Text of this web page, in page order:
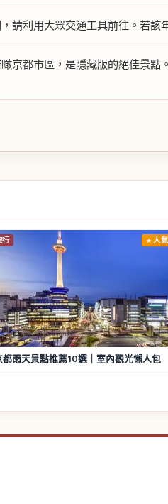
請利用大眾交通工具前往。若該
京都市區，是隱藏版的絕佳景
行 人
都雨天景點推薦10選｜室內觀光懶人包